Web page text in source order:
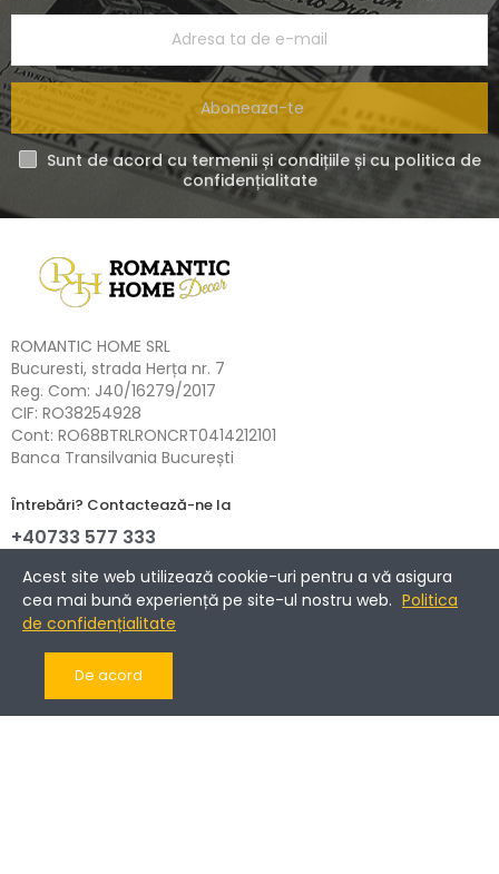
Aboneaza-te
Sunt de acord cu termenii și condițiile și cu politica de
confidențialitate
ROMANTIC HOME SRL
Bucuresti, strada Herța nr. 7
Reg. Com: J40/16279/2017
CIF: RO38254928
Cont: RO68BTRLRONCRT0414212101
Banca Transilvania București
Întrebări? Contactează-ne la
+40733 577 333
NETOPIA Payments - 3D-Secure.
Companie
Acest site web utilizează cookie-uri pentru a vă asigura
cea mai bună experiență pe site-ul nostru web. Politica
de confidențialitate
De acord